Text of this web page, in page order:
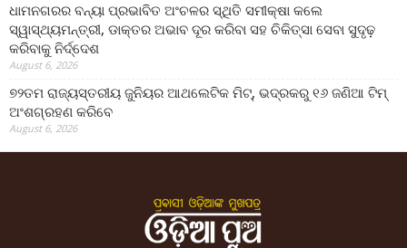
ଧାମନଗରର ବନ୍ୟା ପ୍ରଭାବିତ ଅଂଚଳର ସ୍ଥିତି ସମୀକ୍ଷା କଲେ
ସ୍ୱାସ୍ଥ୍ୟମନ୍ତ୍ରୀ, ଡାକ୍ତର ଅଭାବ ଦୂର କରିବା ସହ ଚିକିତ୍ସା ସେବା ସୁଦୃଢ଼
କରିବାକୁ ନିର୍ଦ୍ଦେଶ
August 6, 2026
୭୨ତମ ରାଜ୍ୟସ୍ତରୀୟ ଜୁନିୟର ଆଥଲେଟିକ ମିଟ୍‌, ଭଦ୍ରକରୁ ୧୬ ଜଣିଆ ଟିମ୍
ଅଂଶଗ୍ରହଣ କରିବେ
August 6, 2026